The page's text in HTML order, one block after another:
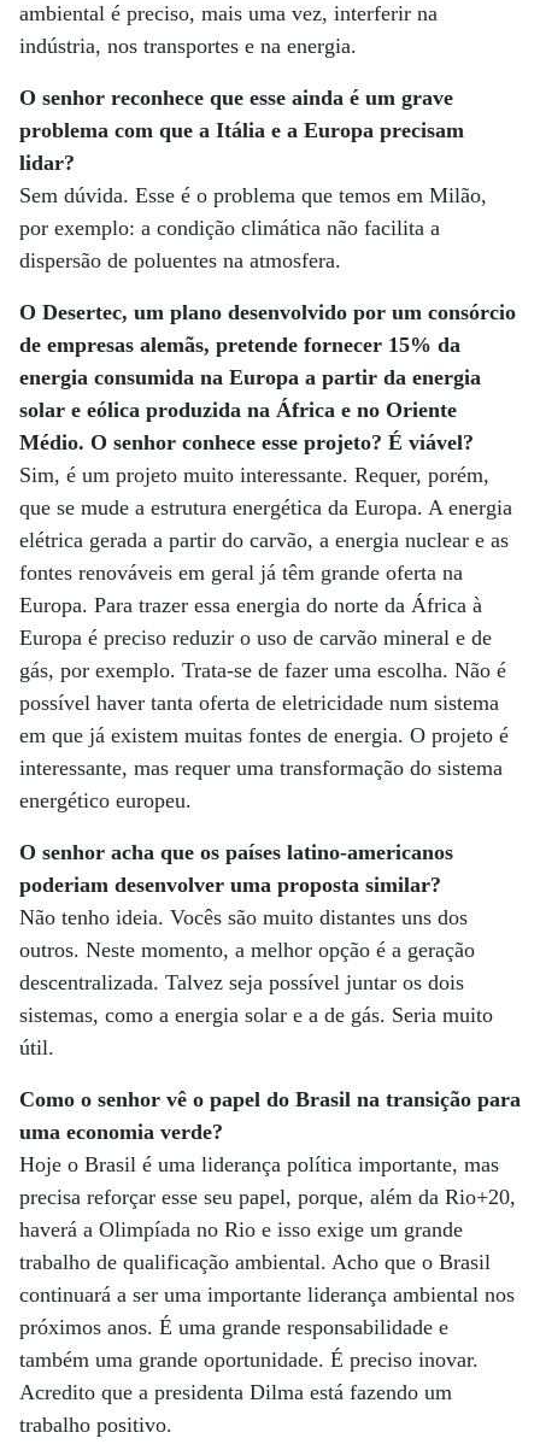
ambiental é preciso, mais uma vez, interferir na
indústria, nos transportes e na energia.
O senhor reconhece que esse ainda é um grave
problema com que a Itália e a Europa precisam
lidar?
Sem dúvida. Esse é o problema que temos em Milão,
por exemplo: a condição climática não facilita a
dispersão de poluentes na atmosfera.
O Desertec, um plano desenvolvido por um consórcio
de empresas alemãs, pretende fornecer 15% da
energia consumida na Europa a partir da energia
solar e eólica produzida na África e no Oriente
Médio. O senhor conhece esse projeto? É viável?
Sim, é um projeto muito interessante. Requer, porém,
que se mude a estrutura energética da Europa. A energia
elétrica gerada a partir do carvão, a energia nuclear e as
fontes renováveis em geral já têm grande oferta na
Europa. Para trazer essa energia do norte da África à
Europa é preciso reduzir o uso de carvão mineral e de
gás, por exemplo. Trata-se de fazer uma escolha. Não é
possível haver tanta oferta de eletricidade num sistema
em que já existem muitas fontes de energia. O projeto é
interessante, mas requer uma transformação do sistema
energético europeu.
O senhor acha que os países latino-americanos
poderiam desenvolver uma proposta similar?
Não tenho ideia. Vocês são muito distantes uns dos
outros. Neste momento, a melhor opção é a geração
descentralizada. Talvez seja possível juntar os dois
sistemas, como a energia solar e a de gás. Seria muito
útil.
Como o senhor vê o papel do Brasil na transição para
uma economia verde?
Hoje o Brasil é uma liderança política importante, mas
precisa reforçar esse seu papel, porque, além da Rio+20,
haverá a Olimpíada no Rio e isso exige um grande
trabalho de qualificação ambiental. Acho que o Brasil
continuará a ser uma importante liderança ambiental nos
próximos anos. É uma grande responsabilidade e
também uma grande oportunidade. É preciso inovar.
Acredito que a presidenta Dilma está fazendo um
trabalho positivo.